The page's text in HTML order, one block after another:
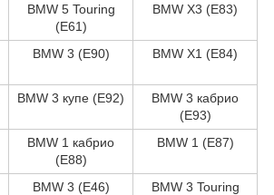
BMW 5 Touring
(E61)
BMW X3 (E83)
BMW 3 (E90) BMW X1 (E84)
BMW 3 купе (E92)
BMW 3 кабрио
(E93)
BMW 1 кабрио
(E88)
BMW 1 (E87)
BMW 3 (E46)
BMW 3 Touring